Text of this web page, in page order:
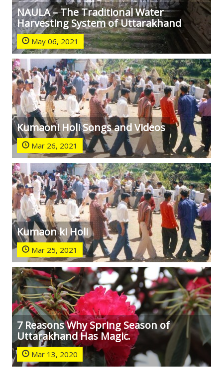
NAULA – The Traditional Water
Harvesting System of Uttarakhand
May 06, 2021
Kumaoni Holi Songs and Videos
Mar 26, 2021
Kumaon ki Holi
Mar 25, 2021
7 Reasons Why Spring Season of
Uttarakhand Has Magic.
Mar 13, 2020